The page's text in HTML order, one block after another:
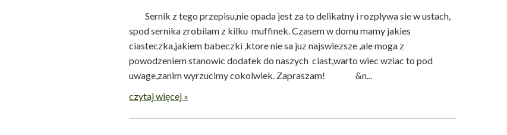
Sernik z tego przepisu,nie opada jest za to delikatny i rozplywa sie w ustach,
spod sernika zrobilam z kilku muffinek. Czasem w domu mamy jakies
ciasteczka,jakiem babeczki ,ktore nie sa juz najswiezsze ,ale moga z
powodzeniem stanowic dodatek do naszych ciast,warto wiec wziac to pod
uwage,zanim wyrzucimy cokolwiek. Zapraszam! &n...
czytaj więcej »